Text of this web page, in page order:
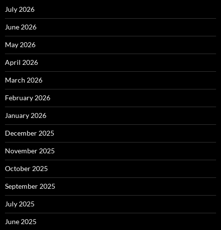
July 2026
June 2026
May 2026
April 2026
March 2026
February 2026
January 2026
December 2025
November 2025
October 2025
September 2025
July 2025
June 2025